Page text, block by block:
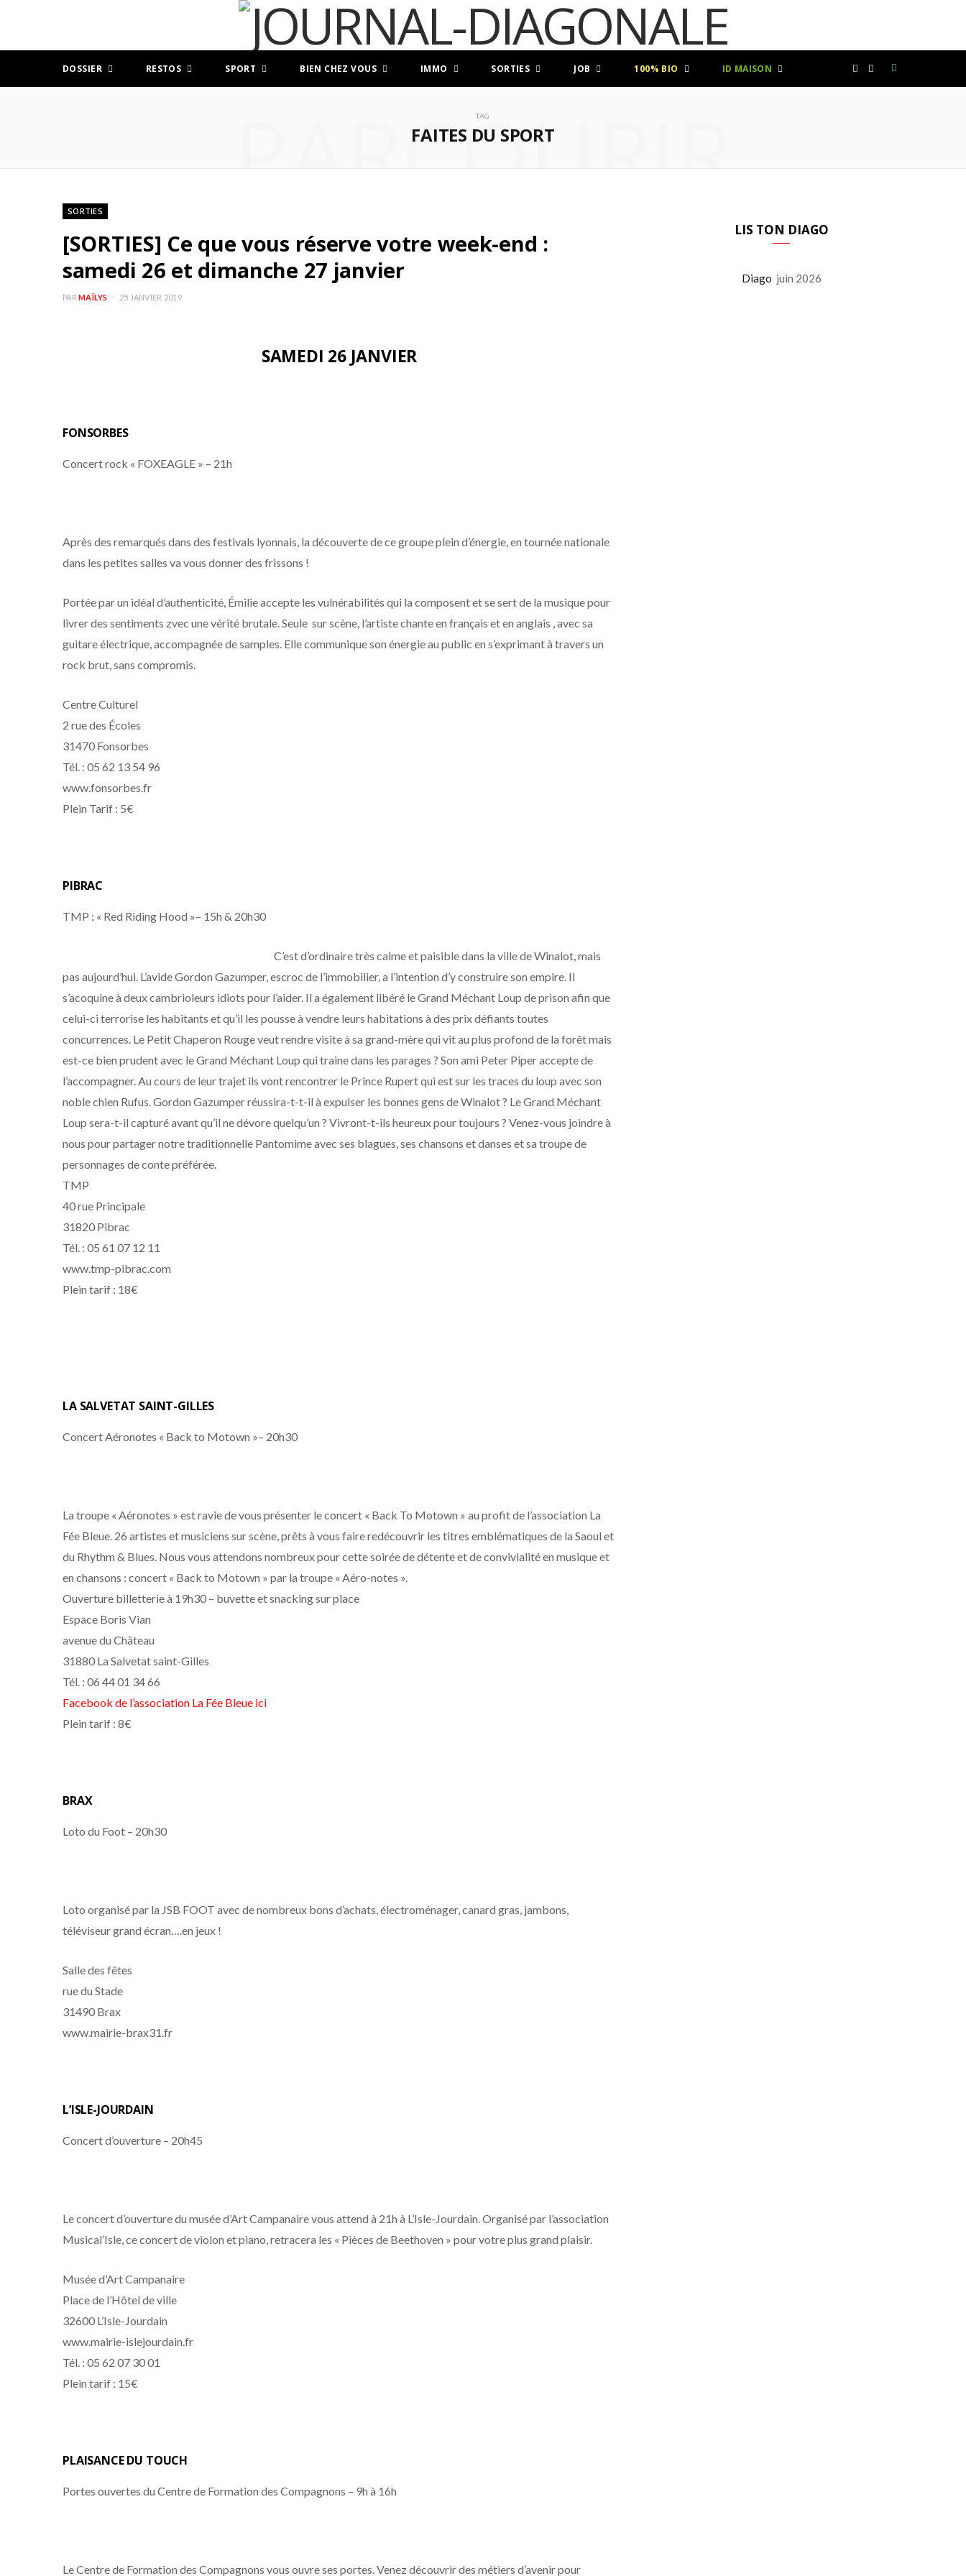
DOSSIER RESTOS SPORT BIEN CHEZ VOUS IMMO SORTIES JOB 100% BIO ID MAISON
TAG
FAITES DU SPORT
PARCOURIR
SORTIES
[SORTIES] Ce que vous réserve votre week-end :
samedi 26 et dimanche 27 janvier
PAR MAÏLYS 25 JANVIER 2019
SAMEDI 26 JANVIER
FONSORBES
Concert rock « FOXEAGLE » – 21h
Après des remarqués dans des festivals lyonnais, la découverte de ce groupe plein d’énergie, en tournée nationale
dans les petites salles va vous donner des frissons !
Portée par un idéal d’authenticité, Émilie accepte les vulnérabilités qui la composent et se sert de la musique pour
livrer des sentiments zvec une vérité brutale. Seule sur scène, l’artiste chante en français et en anglais , avec sa
guitare électrique, accompagnée de samples. Elle communique son énergie au public en s’exprimant à travers un
rock brut, sans compromis.
Centre Culturel
2 rue des Écoles
31470 Fonsorbes
Tél. : 05 62 13 54 96
www.fonsorbes.fr
Plein Tarif : 5€
PIBRAC
TMP : « Red Riding Hood »– 15h & 20h30
C’est d’ordinaire très calme et paisible dans la ville de Winalot, mais
pas aujourd’hui. L’avide Gordon Gazumper, escroc de l’immobilier, a l’intention d’y construire son empire. Il
s’acoquine à deux cambrioleurs idiots pour l’aider. Il a également libéré le Grand Méchant Loup de prison afin que
celui-ci terrorise les habitants et qu’il les pousse à vendre leurs habitations à des prix défiants toutes
concurrences. Le Petit Chaperon Rouge veut rendre visite à sa grand-mère qui vit au plus profond de la forêt mais
est-ce bien prudent avec le Grand Méchant Loup qui traine dans les parages ? Son ami Peter Piper accepte de
l’accompagner. Au cours de leur trajet ils vont rencontrer le Prince Rupert qui est sur les traces du loup avec son
noble chien Rufus. Gordon Gazumper réussira-t-t-il à expulser les bonnes gens de Winalot ? Le Grand Méchant
Loup sera-t-il capturé avant qu’il ne dévore quelqu’un ? Vivront-t-ils heureux pour toujours ? Venez-vous joindre à
nous pour partager notre traditionnelle Pantomime avec ses blagues, ses chansons et danses et sa troupe de
personnages de conte préférée.
TMP
40 rue Principale
31820 Pibrac
Tél. : 05 61 07 12 11
www.tmp-pibrac.com
Plein tarif : 18€
LA SALVETAT SAINT-GILLES
Concert Aéronotes « Back to Motown »– 20h30
La troupe « Aéronotes » est ravie de vous présenter le concert « Back To Motown » au profit de l’association La
Fée Bleue. 26 artistes et musiciens sur scène, prêts à vous faire redécouvrir les titres emblématiques de la Saoul et
du Rhythm & Blues. Nous vous attendons nombreux pour cette soirée de détente et de convivialité en musique et
en chansons : concert « Back to Motown » par la troupe « Aéro-notes ».
Ouverture billetterie à 19h30 – buvette et snacking sur place
Espace Boris Vian
avenue du Château
31880 La Salvetat saint-Gilles
Tél. : 06 44 01 34 66
Facebook de l’association La Fée Bleue ici
Plein tarif : 8€
BRAX
Loto du Foot – 20h30
Loto organisé par la JSB FOOT avec de nombreux bons d’achats, électroménager, canard gras, jambons,
téléviseur grand écran….en jeux !
Salle des fêtes
rue du Stade
31490 Brax
www.mairie-brax31.fr
L’ISLE-JOURDAIN
Concert d’ouverture – 20h45
Le concert d’ouverture du musée d’Art Campanaire vous attend à 21h à L’Isle-Jourdain. Organisé par l’association
Musical’Isle, ce concert de violon et piano, retracera les « Pièces de Beethoven » pour votre plus grand plaisir.
Musée d’Art Campanaire
Place de l’Hôtel de ville
32600 L’Isle-Jourdain
www.mairie-islejourdain.fr
Tél. : 05 62 07 30 01
Plein tarif : 15€
PLAISANCE DU TOUCH
Portes ouvertes du Centre de Formation des Compagnons – 9h à 16h
Le Centre de Formation des Compagnons vous ouvre ses portes. Venez découvrir des métiers d’avenir pour
LIS TON DIAGO
Diago juin 2026